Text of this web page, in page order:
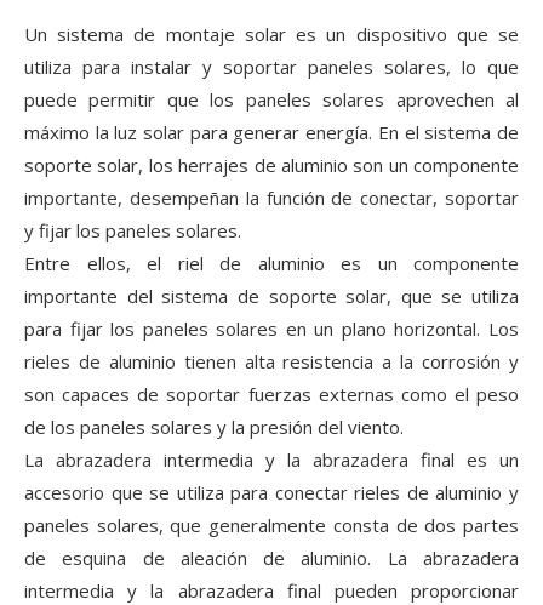
Un sistema de montaje solar es un dispositivo que se
utiliza para instalar y soportar paneles solares, lo que
puede permitir que los paneles solares aprovechen al
máximo la luz solar para generar energía. En el sistema de
soporte solar, los herrajes de aluminio son un componente
importante, desempeñan la función de conectar, soportar
y fijar los paneles solares.
Entre ellos, el riel de aluminio es un componente
importante del sistema de soporte solar, que se utiliza
para fijar los paneles solares en un plano horizontal. Los
rieles de aluminio tienen alta resistencia a la corrosión y
son capaces de soportar fuerzas externas como el peso
de los paneles solares y la presión del viento.
La abrazadera intermedia y la abrazadera final es un
accesorio que se utiliza para conectar rieles de aluminio y
paneles solares, que generalmente consta de dos partes
de esquina de aleación de aluminio. La abrazadera
intermedia y la abrazadera final pueden proporcionar